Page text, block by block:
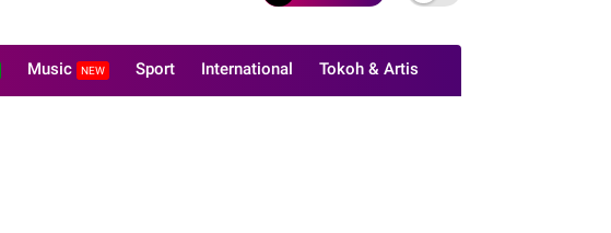
Music NEW Sport International Tokoh & Artis